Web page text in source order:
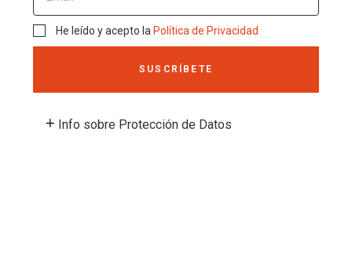
He leído y acepto la Política de Privacidad
SUSCRÍBETE
Info sobre Protección de Datos